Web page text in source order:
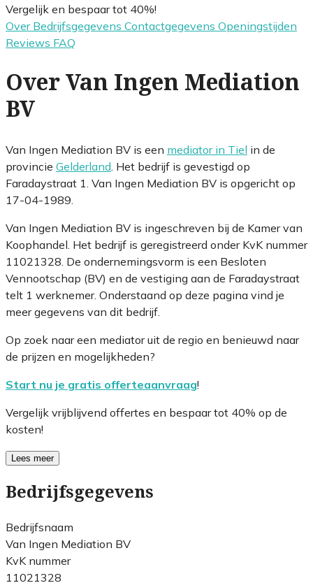
Vergelijk en bespaar tot 40%!
Over Bedrijfsgegevens Contactgegevens Openingstijden
Reviews FAQ
Over Van Ingen Mediation
BV
Van Ingen Mediation BV is een mediator in Tiel in de
provincie Gelderland . Het bedrijf is gevestigd op
Faradaystraat 1. Van Ingen Mediation BV is opgericht op
17-04-1989.
Van Ingen Mediation BV is ingeschreven bij de Kamer van
Koophandel. Het bedrijf is geregistreerd onder KvK nummer
11021328. De ondernemingsvorm is een Besloten
Vennootschap (BV) en de vestiging aan de Faradaystraat
telt 1 werknemer. Onderstaand op deze pagina vind je
meer gegevens van dit bedrijf.
Op zoek naar een mediator uit de regio en benieuwd naar
de prijzen en mogelijkheden?
Start nu je gratis offerteaanvraag!
Vergelijk vrijblijvend offertes en bespaar tot 40% op de
kosten!
Lees meer
Bedrijfsgegevens
Bedrijfsnaam
Van Ingen Mediation BV
KvK nummer
11021328